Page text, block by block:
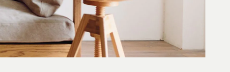
名東店
住所
〒465-0057 名古屋市名東区陸前町26
Google map
営業時間
平日 11：00～18：00